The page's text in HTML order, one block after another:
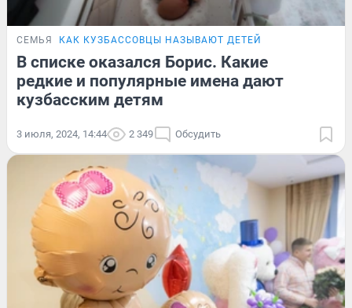
СЕМЬЯ КАК КУЗБАССОВЦЫ НАЗЫВАЮТ ДЕТЕЙ
В списке оказался Борис. Какие
редкие и популярные имена дают
кузбасским детям
3 июля, 2024, 14:44 2 349 Обсудить